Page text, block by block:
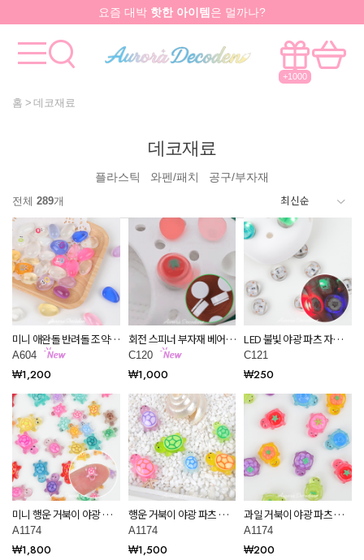
요즘 대박 핫한 아이템 은 멀까나?
+1000
홈 데코재료
데코재료
플라스틱 와펜/패치 공구/부자재
전체 289개
미니 애완돌 반려돌 조약돌
꾸미기 돌맹이 파츠 공예
재료 데코덴 만들기 재료
A604
A604
₩1,200
회전 스피너 부자재 베어링
만들기 재료(5개 세트)
C120
C120
₩1,000
LED 불빛 야광 파츠 자비츠
참 클로그 신발 꾸미기 부
자재 C121
C121
₩250
미니 행운 거북이 야광 파
츠 공예 재료 데코덴 만들
기 재료 A1174
A1174
₩1,800
행운 거북이 야광 파츠 공
예 재료 데코덴 만들기 재
료 A1174
A1174
₩1,500
과일 거북이 야광 파츠 공
예 재료 데코덴 만들기 재
료 A1174
A1174
₩200